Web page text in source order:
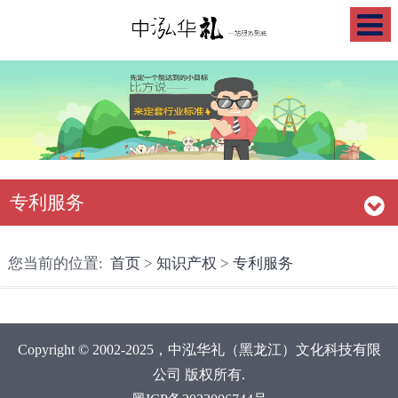
专利服务
您当前的位置:首页 >知识产权 >专利服务
Copyright © 2002-2025，中泓华礼（黑龙江）文化科技有限
公司 版权所有.